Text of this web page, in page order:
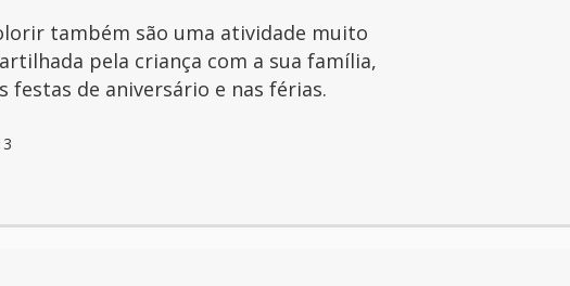
também são uma atividade muito
pela criança com a sua família,
festas de aniversário e nas férias.